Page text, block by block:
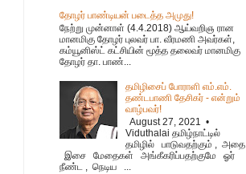
தோழர் பாண்டியன் படைத்த அமுது!
நேற்று முன்னாள் (4.4.2018) ஆய்வறிஞ ரான
மானமிகு தோழர் புலவர் பா. வீரமணி அவர்கள்,
கம்யூனிஸ்ட் கட்சியின் மூத்த தலைவர் மானமிகு
தோழர் தா. பாண்...
தமிழிசைப் போராளி எம்.எம்.
தண்டபாணி தேசிகர் - என்றும்
வாழ்பவர்!
August 27, 2021 •
Viduthalai தமிழ்நாட்டில்
தமிழில் பாடுவதற்கும் , அதை
இசை மேதைகள் அங்கீகரிப்பதற்குமே ஓர்
நீண்ட , நெடிய ...